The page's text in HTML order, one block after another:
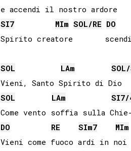
SI7 MIm SOL/RE DO
Spirito creatore
SOL LAm SOL/
SOL
LAm SI7/
DO
RE SIm7 MIm